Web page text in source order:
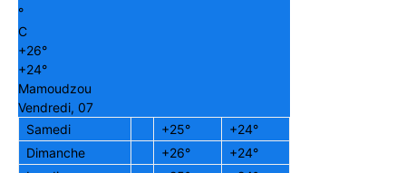
°
C
+26°
+24°
Mamoudzou
Vendredi, 07
Samedi
+25° +24°
Dimanche
+26° +24°